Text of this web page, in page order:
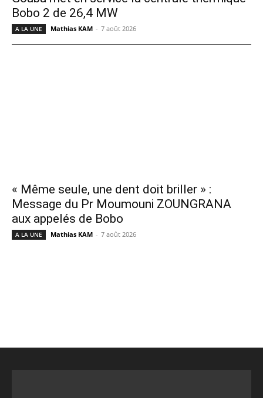
Bobo 2 de 26,4 MW
A LA UNE Mathias KAM - 7 août 2026
« Même seule, une dent doit briller » :
Message du Pr Moumouni ZOUNGRANA
aux appelés de Bobo
A LA UNE Mathias KAM - 7 août 2026